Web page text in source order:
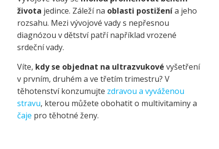
života jedince. Záleží na oblasti postiženía jeho
rozsahu. Mezi vývojové vady s nepřesnou
diagnózou v dětství patří například vrozené
srdeční vady.
Víte, kdy se objednat na ultrazvukové vyšetření
v prvním, druhém a ve třetím trimestru? V
těhotenství konzumujte zdravou a vyváženou
stravu, kterou můžete obohatit o multivitaminy a
čaje pro těhotné ženy.